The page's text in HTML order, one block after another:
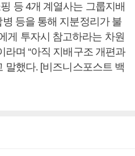
등 4개 계열사는 그룹지배
등을 통해 지분정리가 불
게 투자시 참고하라는 차원
라며 “아직 지배구조 개편과
말했다. [비즈니스포스트 백